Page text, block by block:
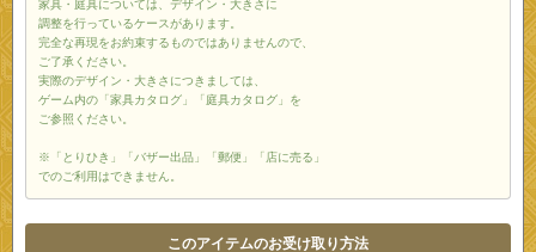
家具・庭具については、デザイン・大きさに
調整を行っているケースがあります。
完全な再現をお約束するものではありませんので、
ご了承ください。
実際のデザイン・大きさにつきましては、
ゲーム内の「家具カタログ」「庭具カタログ」を
ご参照ください。
※「とりひき」「バザー出品」「郵便」「店に売る」
でのご利用はできません。
このアイテムのお受け取り方法